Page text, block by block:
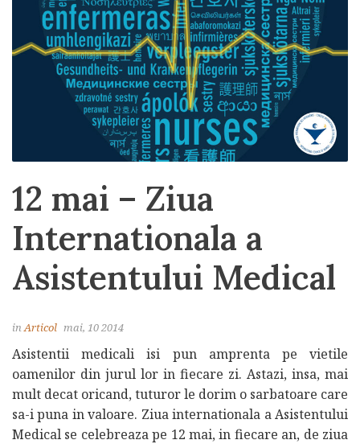
12 mai – Ziua
Internationala a
Asistentului Medical
inArticol mai, 10 2014
Asistentii medicali isi pun amprenta pe vietile
oamenilor din jurul lor in fiecare zi. Astazi, insa, mai
mult decat oricand, tuturor le dorim o sarbatoare care
sa-i puna in valoare. Ziua internationala a Asistentului
Medical se celebreaza pe 12 mai, in fiecare an, de ziua